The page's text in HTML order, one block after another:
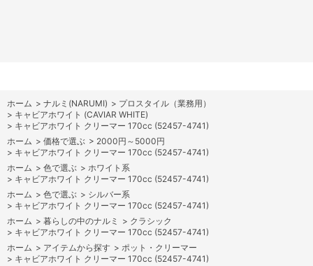
ホーム > ナルミ(NARUMI) > プロスタイル（業務用）
> キャビアホワイト (CAVIAR WHITE)
> キャビアホワイト クリーマー 170cc (52457-4741)
ホーム > 価格で選ぶ > 2000円～5000円
> キャビアホワイト クリーマー 170cc (52457-4741)
ホーム > 色で選ぶ > ホワイト系
> キャビアホワイト クリーマー 170cc (52457-4741)
ホーム > 色で選ぶ > シルバー系
> キャビアホワイト クリーマー 170cc (52457-4741)
ホーム > 暮らしの中のナルミ > クラシック
> キャビアホワイト クリーマー 170cc (52457-4741)
ホーム > アイテムから探す > ポット・クリーマー
> キャビアホワイト クリーマー 170cc (52457-4741)